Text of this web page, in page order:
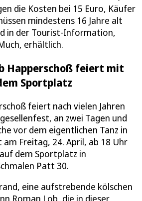
die Kosten bei 15 Euro, Käufer
mindestens 16 Jahre alt
in der Tourist-Information,
erhältlich.
Happerschoß feiert mit
Sportplatz
feiert nach vielen Jahren
an zwei Tagen und
vor dem eigentlichen Tanz in
Freitag, 24. April, ab 18 Uhr
dem Sportplatz in
Patt 30.
eine aufstrebende kölschen
Roman Lob, die in dieser